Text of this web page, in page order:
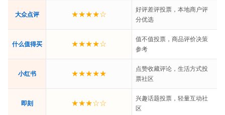
大众点评 ★★★★☆
好评差评投票，本地商户评
分优选
什么值得买 ★★★★☆
值不值投票，商品评价决策
参考
小红书 ★★★★★
点赞收藏评论，生活方式投
票社区
即刻 ★★★☆☆
兴趣话题投票，轻量互动社
区